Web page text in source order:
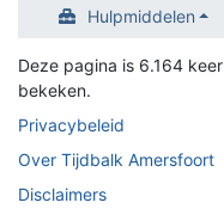
Hulpmiddelen
Deze pagina is 6.164 keer
bekeken.
Privacybeleid
Over Tijdbalk Amersfoort
Disclaimers